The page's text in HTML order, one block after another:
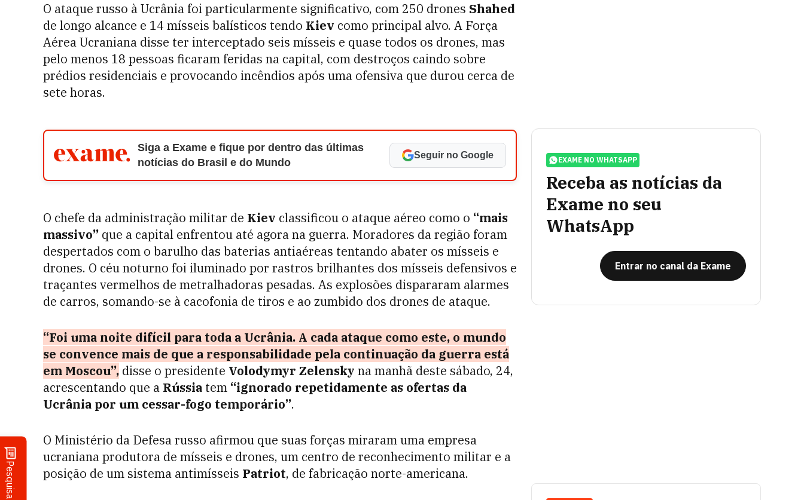
Pesquisa
O ataque russo à Ucrânia foi particularmente significativo, com 250 drones Shahed
de longo alcance e 14 mísseis balísticos tendo Kiev como principal alvo. A Força
Aérea Ucraniana disse ter interceptado seis mísseis e quase todos os drones, mas
pelo menos 18 pessoas ficaram feridas na capital, com destroços caindo sobre
prédios residenciais e provocando incêndios após uma ofensiva que durou cerca de
sete horas.
Siga a Exame e fique por dentro das últimas
notícias do Brasil e do Mundo
Seguir no Google
O chefe da administração militar de Kiev classificou o ataque aéreo como o “mais
massivo” que a capital enfrentou até agora na guerra. Moradores da região foram
despertados com o barulho das baterias antiaéreas tentando abater os mísseis e
drones. O céu noturno foi iluminado por rastros brilhantes dos mísseis defensivos e
traçantes vermelhos de metralhadoras pesadas. As explosões dispararam alarmes
de carros, somando-se à cacofonia de tiros e ao zumbido dos drones de ataque.
“Foi uma noite difícil para toda a Ucrânia. A cada ataque como este, o mundo
se convence mais de que a responsabilidade pela continuação da guerra está
em Moscou”, disse o presidente Volodymyr Zelensky na manhã deste sábado, 24,
acrescentando que a Rússia tem “ignorado repetidamente as ofertas da
Ucrânia por um cessar-fogo temporário”.
O Ministério da Defesa russo afirmou que suas forças miraram uma empresa
ucraniana produtora de mísseis e drones, um centro de reconhecimento militar e a
posição de um sistema antimísseis Patriot, de fabricação norte-americana.
EXAME NO WHATSAPP
Receba as notícias da
Exame no seu
WhatsApp
Entrar no canal da Exame